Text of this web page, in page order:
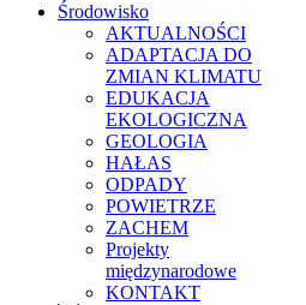
Środowisko
AKTUALNOŚCI
ADAPTACJA DO
ZMIAN KLIMATU
EDUKACJA
EKOLOGICZNA
GEOLOGIA
HAŁAS
ODPADY
POWIETRZE
ZACHEM
Projekty
międzynarodowe
KONTAKT